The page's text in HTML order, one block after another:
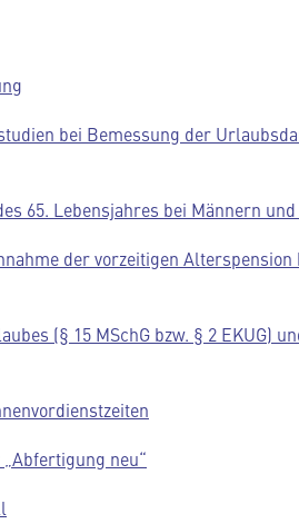
bei Bemessung der
65. Lebensjahres bei Männern
der vorzeitigen
(§ 15 MSchG bzw. § 2 EKUG)
neu“